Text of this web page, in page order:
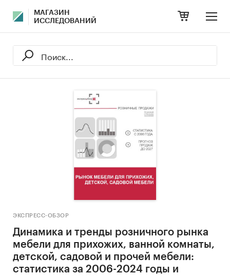
МАГАЗИН
ИССЛЕДОВАНИЙ
ЭКСПРЕСС-ОБЗОР
Динамика и тренды розничного рынка
мебели для прихожих, ванной комнаты,
детской, садовой и прочей мебели:
статистика за 2006-2024 годы и